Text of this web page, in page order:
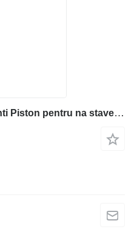
Piestny krúžok SET Segmenti Piston pentru na stavebného stroja – Preț Avantajos